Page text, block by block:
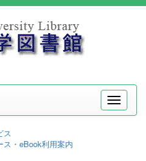
メ
ニ
ス
ス・eBook利用案内